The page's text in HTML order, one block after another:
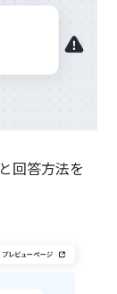
回答方法を